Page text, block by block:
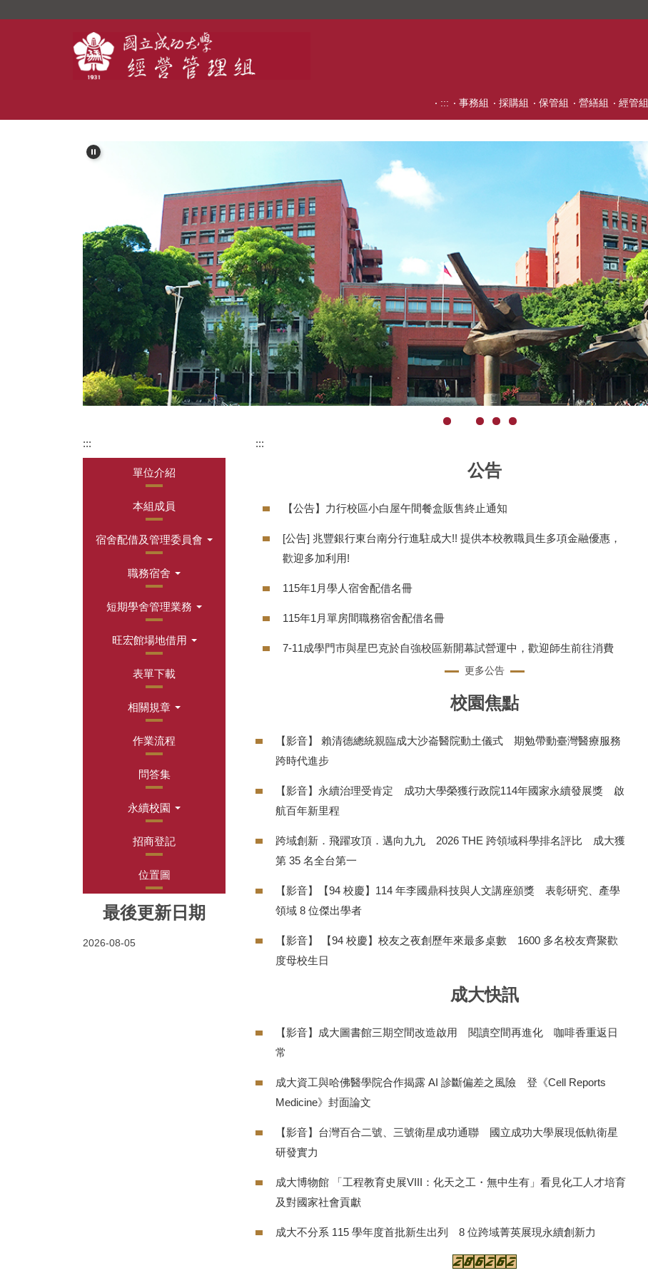
::: 事務組 採購組 保管組 營繕組 經管組
:::
單位介紹
本組成員
宿舍配借及管理委員會
職務宿舍
短期學舍管理業務
旺宏館場地借用
表單下載
相關規章
作業流程
問答集
永續校園
招商登記
位置圖
最後更新日期
2026-08-05
:::
公告
【公告】力行校區小白屋午間餐盒販售終止通知
[公告] 兆豐銀行東台南分行進駐成大!! 提供本校教職員生多項金融優惠，
歡迎多加利用!
115年1月學人宿舍配借名冊
115年1月單房間職務宿舍配借名冊
7-11成學門市與星巴克於自強校區新開幕試營運中，歡迎師生前往消費
更多公告
校園焦點
【影音】 賴清德總統親臨成大沙崙醫院動土儀式 期勉帶動臺灣醫療服務
跨時代進步
【影音】永續治理受肯定 成功大學榮獲行政院114年國家永續發展獎 啟
航百年新里程
跨域創新．飛躍攻頂．邁向九九 2026 THE 跨領域科學排名評比 成大獲
第 35 名全台第一
【影音】【94 校慶】114 年李國鼎科技與人文講座頒獎 表彰研究、產學
領域 8 位傑出學者
【影音】 【94 校慶】校友之夜創歷年來最多桌數 1600 多名校友齊聚歡
度母校生日
成大快訊
【影音】成大圖書館三期空間改造啟用 閱讀空間再進化 咖啡香重返日
常
成大資工與哈佛醫學院合作揭露 AI 診斷偏差之風險 登《Cell Reports
Medicine》封面論文
【影音】台灣百合二號、三號衛星成功通聯 國立成功大學展現低軌衛星
研發實力
成大博物館 「工程教育史展VIII：化天之工・無中生有」看見化工人才培育
及對國家社會貢獻
成大不分系 115 學年度首批新生出列 8 位跨域菁英展現永續創新力